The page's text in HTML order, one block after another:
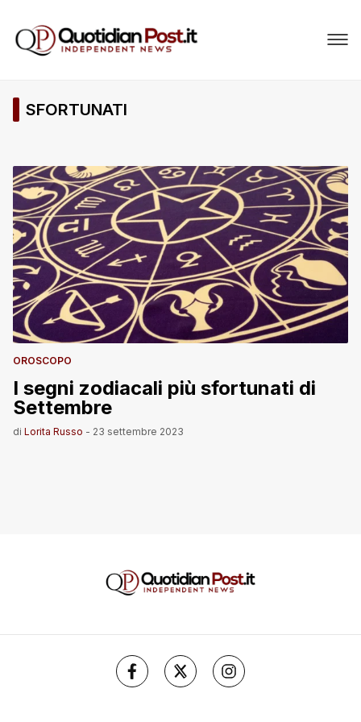
SFORTUNATI
OROSCOPO
I segni zodiacali più sfortunati di
Settembre
di Lorita Russo - 23 settembre 2023